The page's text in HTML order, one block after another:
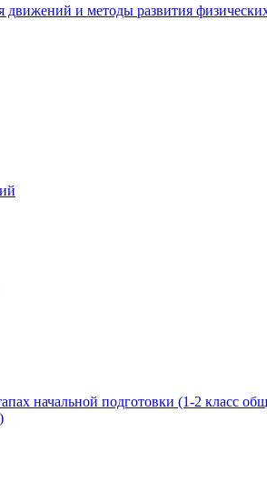
движений и методы развития
начальной подготовки (1-2 класс